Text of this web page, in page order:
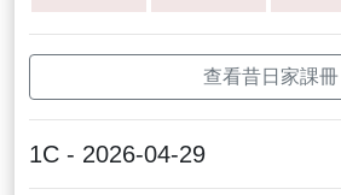
查看昔日家課冊
1C - 2026-04-29